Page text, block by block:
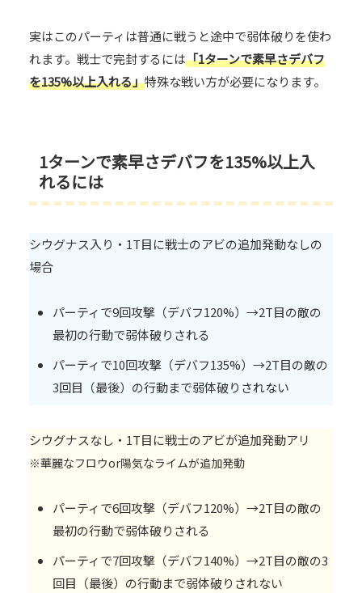
実はこのパーティは普通に戦うと途中で弱体破りを使わ
れます。戦士で完封するには「1ターンで素早さデバフ
を135%以上入れる」特殊な戦い方が必要になります。
1ターンで素早さデバフを135%以上入
れるには
シウグナス入り・1T目に戦士のアビの追加発動なしの
場合
パーティで9回攻撃（デバフ120%）→2T目の敵の
最初の行動で弱体破りされる
パーティで10回攻撃（デバフ135%）→2T目の敵の
3回目（最後）の行動まで弱体破りされない
シウグナスなし・1T目に戦士のアビが追加発動アリ
※華麗なフロウor陽気なライムが追加発動
パーティで6回攻撃（デバフ120%）→2T目の敵の
最初の行動で弱体破りされる
パーティで7回攻撃（デバフ140%）→2T目の敵の3
回目（最後）の行動まで弱体破りされない